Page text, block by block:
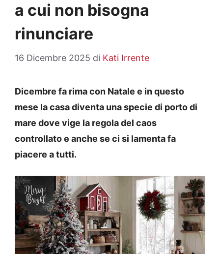
a cui non bisogna
rinunciare
16 Dicembre 2025 di Kati Irrente
Dicembre fa rima con Natale e in questo
mese la casa diventa una specie di porto di
mare dove vige la regola del caos
controllato e anche se ci si lamenta fa
piacere a tutti.